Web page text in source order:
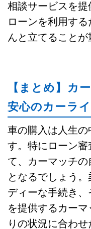
相談サービスを
ローンを利用す
んと立てることが
【まとめ】カ
安心のカーラ
車の購入は人生
す。特にローン
て、カーマッチ
となるでしょう
ディーな手続き、
を提供するカー
りの状況に合わ